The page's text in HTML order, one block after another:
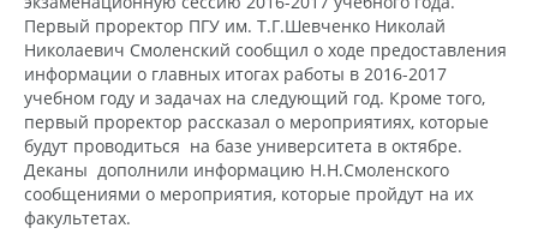
Первый проректор ПГУ им. Т.Г.Шевченко Николай
Николаевич Смоленский сообщил о ходе предоставления
информации о главных итогах работы в 2016-2017
учебном году и задачах на следующий год. Кроме того,
первый проректор рассказал о мероприятиях, которые
будут проводиться на базе университета в октябре.
Деканы дополнили информацию Н.Н.Смоленского
сообщениями о мероприятия, которые пройдут на их
факультетах.